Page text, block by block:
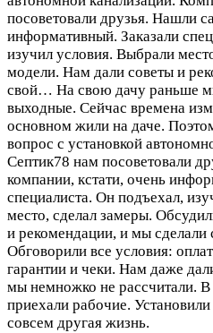
посоветовали друзья. Нашли
информативный. Заказали
изучил условия. Выбрали
модели. Нам дали советы и
свой… На свою дачу раньше
выходные. Сейчас времена
основном жили на даче.
вопрос с установкой
Септик78 нам посоветовали
компании, кстати, очень
специалиста. Он подъехал,
место, сделал замеры.
и рекомендации, и мы
Обговорили все условия:
гарантии и чеки. Нам даже
мы немножко не рассчитали.
приехали рабочие.
совсем другая жизнь.